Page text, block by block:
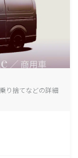
り捨てなどの詳細